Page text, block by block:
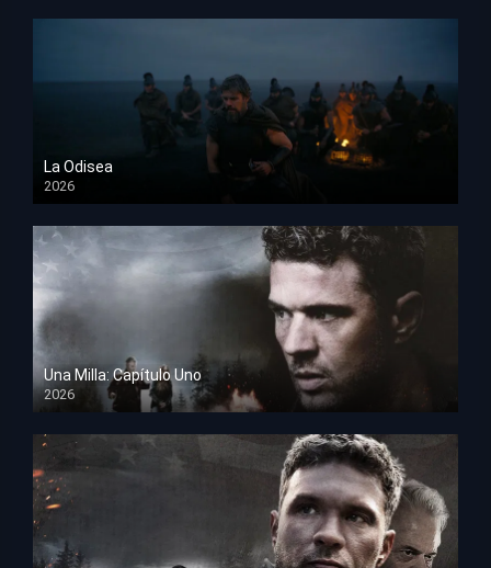
La Odisea
2026
TS Screener
Una Milla: Capítulo Uno
2026
HD 1080p